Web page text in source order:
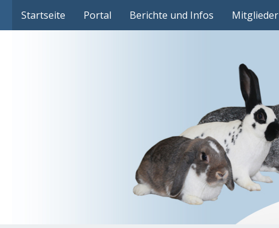
Startseite Portal Berichte und Infos Mitglieder